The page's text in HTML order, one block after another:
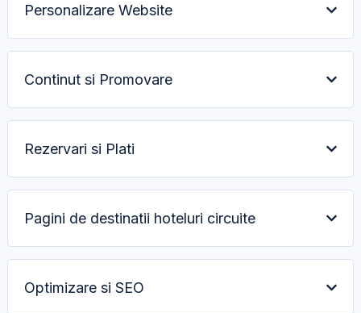
Personalizare Website
Continut si Promovare
Rezervari si Plati
Pagini de destinatii hoteluri circuite
Optimizare si SEO